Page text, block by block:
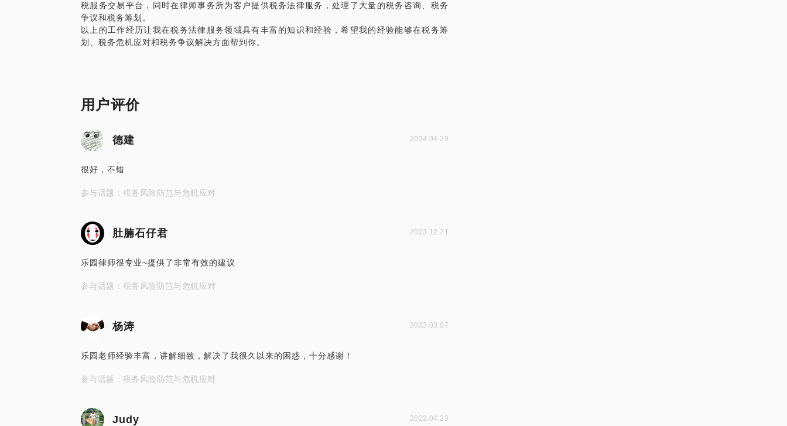
税服务交易平台，同时在律师事务所为客户提供税务法律服务，处理了大量的税务咨询、税务
争议和税务筹划。
以上的工作经历让我在税务法律服务领域具有丰富的知识和经验，希望我的经验能够在税务筹
划、税务危机应对和税务争议解决方面帮到你。
用户评价
德建 2024.04.29
很好，不错
参与话题：税务风险防范与危机应对
肚腩石仔君 2023.12.21
乐园律师很专业~提供了非常有效的建议
参与话题：税务风险防范与危机应对
杨涛 2023.03.07
乐园老师经验丰富，讲解细致，解决了我很久以来的困惑，十分感谢！
参与话题：税务风险防范与危机应对
Judy 2022.04.23